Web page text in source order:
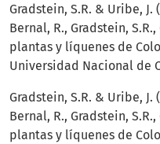
Gradstein, S.R. & Uribe,
Bernal, R., Gradstein,
plantas y líquenes de
Universidad Nacional de
Gradstein, S.R. & Uribe,
Bernal, R., Gradstein,
plantas y líquenes de